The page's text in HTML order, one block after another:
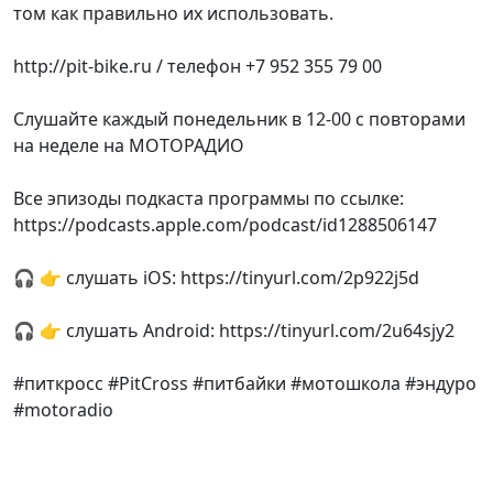
том как правильно их использовать.
http://pit-bike.ru / телефон +7 952 355 79 00
Слушайте каждый понедельник в 12-00 с повторами
на неделе на МОТОРАДИО
Все эпизоды подкаста программы по ссылке:
https://podcasts.apple.com/podcast/id1288506147
🎧 👉 слушать iOS: https://tinyurl.com/2p922j5d
🎧 👉 слушать Android: https://tinyurl.com/2u64sjy2
#питкросс #PitCross #питбайки #мотошкола #эндуро
#motoradio